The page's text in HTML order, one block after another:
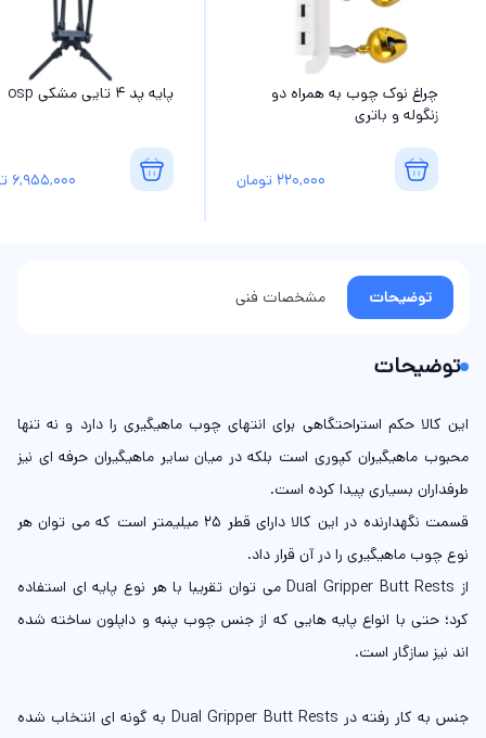
چراغ نوک چوب به همراه دو
زنگوله و باتری
220,000 تومان
پایه پد 4 تایی مشکی osp
6,955,000
توضیحات مشخصات فنی
توضیحات
این کالا حکم استراحتگاهی برای انتهای چوب ماهیگیری را دارد و نه تنها
محبوب ماهیگیران کپوری است بلکه در میان سایر ماهیگیران حرفه ای نیز
طرفداران بسیاری پیدا کرده است.
قسمت نگهدارنده در این کالا دارای قطر 25 میلیمتر است که می توان هر
نوع چوب ماهیگیری را در آن قرار داد.
از Dual Gripper Butt Rests می توان تقریبا با هر نوع پایه ای استفاده
کرد؛ حتی با انواع پایه هایی که از جنس چوب پنبه و داپلون ساخته شده
اند نیز سازگار است.
جنس به کار رفته در Dual Gripper Butt Rests به گونه ای انتخاب شده